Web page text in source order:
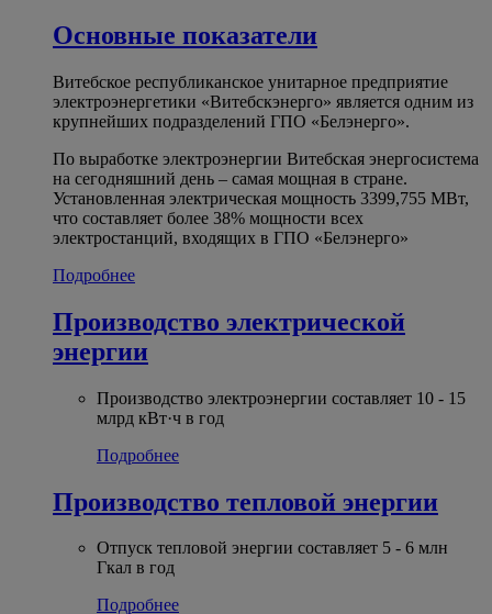
Основные показатели
Витебское республиканское унитарное предприятие
электроэнергетики «Витебскэнерго» является одним из
крупнейших подразделений ГПО «Белэнерго».
По выработке электроэнергии Витебская энергосистема
на сегодняшний день – самая мощная в стране.
Установленная электрическая мощность 3399,755 МВт,
что составляет более 38% мощности всех
электростанций, входящих в ГПО «Белэнерго»
Подробнее
Производство электрической
энергии
Производство электроэнергии составляет 10 - 15
млрд кВт·ч в год
Подробнее
Производство тепловой энергии
Отпуск тепловой энергии составляет 5 - 6 млн
Гкал в год
Подробнее